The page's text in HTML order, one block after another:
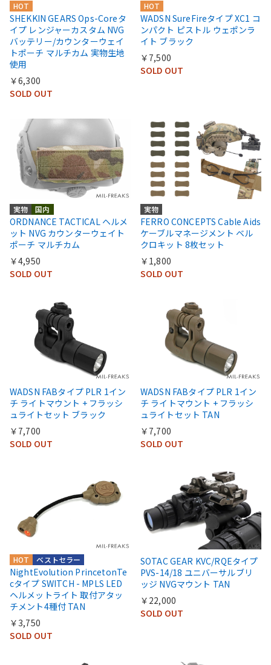
HOT
SHEKKIN GEARS Ops-Coreタ
イプ レンジャーカスタム NVG
バッテリー/カウンターウェイ
トポーチ マルチカム 実物生地
使用
￥6,300
SOLD OUT
HOT
WADSN SureFireタイプ XC1 コ
ンパクト ピストル ウェポンラ
イト ブラック
￥7,500
SOLD OUT
実物 国内
ORDNANCE TACTICAL ヘルメ
ット NVG カウンターウェイト
ポーチ マルチカム
￥4,950
SOLD OUT
実物
FERRO CONCEPTS Cable Aids
ケーブルマネージメント ベル
クロキット 8枚セット
￥1,800
SOLD OUT
WADSN FABタイプ PLR 1イン
チ ライトマウント + フラッシ
ュライトセット ブラック
￥7,700
SOLD OUT
WADSN FABタイプ PLR 1イン
チ ライトマウント + フラッシ
ュライトセット TAN
￥7,700
SOLD OUT
HOT ベストセラー
NightEvolution PrincetonTe
cタイプ SWITCH - MPLS LED
ヘルメットライト 取付アタッ
チメント4種付 TAN
￥3,750
SOLD OUT
SOTAC GEAR KVC/RQEタイプ
PVS-14/18 ユニバーサルブリ
ッジ NVGマウント TAN
￥22,000
SOLD OUT